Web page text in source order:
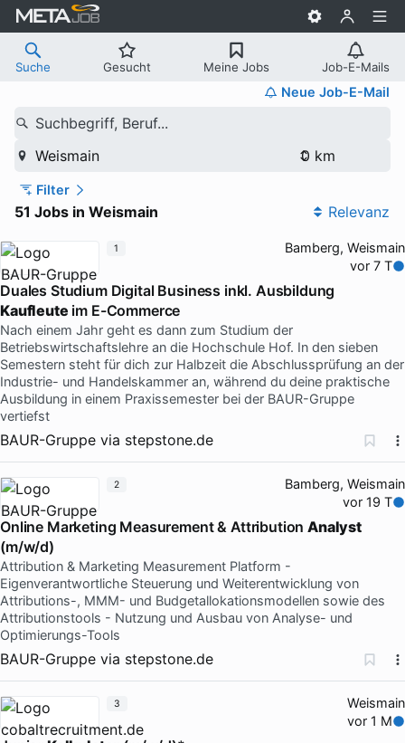
Suche Gesucht Meine Jobs Job-E-Mails
Neue Job-E-Mail
Suchbegriff, Beruf...
Weismain
Filter
51 Jobs in Weismain Relevanz
Bamberg, Weismain
vor 7 T
Duales Studium Digital Business inkl. Ausbildung
Kaufleute im E-Commerce
Nach einem Jahr geht es dann zum Studium der
Betriebswirtschaftslehre an die Hochschule Hof. In den sieben
Semestern steht für dich zur Halbzeit die Abschlussprüfung an der
Industrie- und Handelskammer an, während du deine praktische
Ausbildung in einem Praxissemester bei der BAUR-Gruppe
vertiefst
BAUR-Gruppe via stepstone.de
1
Bamberg, Weismain
vor 19 T
Online Marketing Measurement & AttributionAnalyst
(m/w/d)
Attribution & Marketing Measurement Platform -
Eigenverantwortliche Steuerung und Weiterentwicklung von
Attributions-, MMM- und Budgetallokationsmodellen sowie des
Attributionstools - Nutzung und Ausbau von Analyse- und
Optimierungs-Tools
BAUR-Gruppe via stepstone.de
2
Weismain
vor 1 M
3